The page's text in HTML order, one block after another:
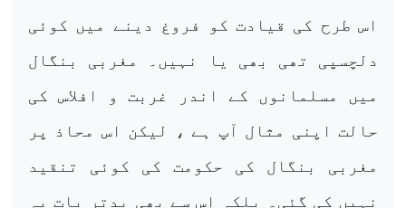
اس طرح کی قیادت کو فروغ دینے میں کوئی
دلچسپی تھی بھی یا نہیں۔ مغربی بنگال
میں مسلمانوں کے اندر غربت و افلاس کی
حالت اپنی مثال آپ ہے ، لیکن اس محاذ پر
مغربی بنگال کی حکومت کی کوئی تنقید
نہیں کی گئی۔ بلکہ اس سے بھی بدتر بات یہ